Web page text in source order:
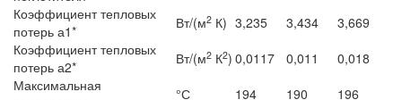
Коэффициент тепловых
потерь а1*
Вт/(м2 К) 3,235 3,434
3,669
Коэффициент тепловых
потерь а2*
Вт/(м2 К2) 0,0117 0,011
0,018
Максимальная
°С 194 190
196